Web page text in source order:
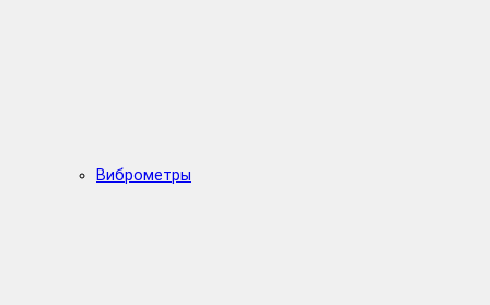
Виброметры